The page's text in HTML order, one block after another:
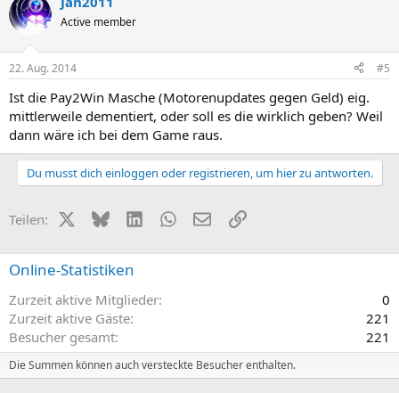
Active member
22. Aug. 2014 #5
Ist die Pay2Win Masche (Motorenupdates gegen Geld) eig.
mittlerweile dementiert, oder soll es die wirklich geben? Weil
dann wäre ich bei dem Game raus.
Du musst dich einloggen oder registrieren, um hier zu antworten.
Teilen: X (Twitter)
BlueskyLinkedInWhatsApp
E-MailLink
Online-Statistiken
Zurzeit aktive Mitglieder
0
Zurzeit aktive Gäste
221
Besucher gesamt
221
Die Summen können auch versteckte Besucher enthalten.